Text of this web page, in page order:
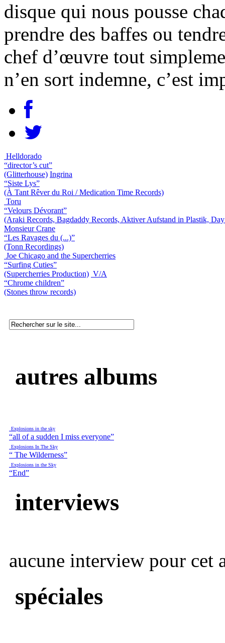
disque qui nous pousse
prendre des baffes ou
chef d’œuvre tout
n’en sort indemne, c’est
Helldorado
“director’s cut”
(Glitterhouse) Ingrina
“Siste Lys”
(À Tant Rêver du Roi / Medication Time Records)
Toru
“Velours Dévorant”
(Araki Records, Bagdaddy Records, Aktiver Aufstand in Plastik,
Monsieur Crane
“Les Ravages du (...)”
(Tonn Recordings)
Joe Chicago and the Supercherries
“Surfing Cuties”
(Supercherries Production) V/A
“Chrome children”
(Stones throw records)
autres albums
Explosions in the sky
“all of a sudden I miss everyone”
Explosions In The Sky
“ The Wilderness”
Explosions in the Sky
“End”
interviews
aucune interview pour cet
spéciales